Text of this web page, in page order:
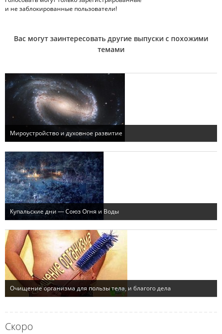
Скоро
и не заблокированные пользователи!
Вас могут заинтересовать другие выпуски с похожими
темами